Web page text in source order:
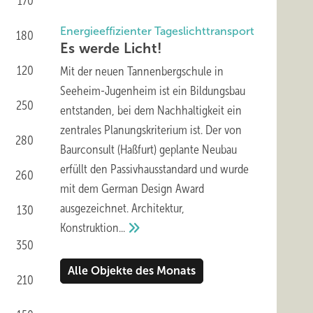
180
120
250
280
260
130
350
210
Energieeffizienter Tageslichttransport
Es werde Licht!
Mit der neuen Tannenbergschule in
Seeheim-Jugenheim ist ein Bildungsbau
entstanden, bei dem Nachhaltigkeit ein
zentrales Planungskriterium ist. Der von
Baurconsult (Haßfurt) geplante Neubau
erfüllt den Passivhausstandard und wurde
mit dem German Design Award
ausgezeichnet. Architektur,
Konstruktion...
Alle Objekte des Monats